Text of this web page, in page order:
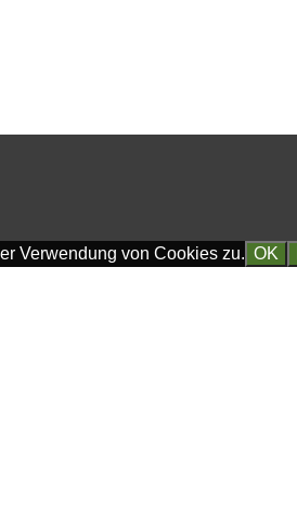
Verwendung von Cookies zu. OK